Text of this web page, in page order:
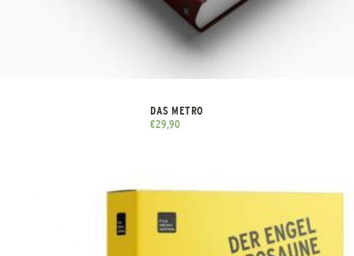
DAS METRO
€29,90